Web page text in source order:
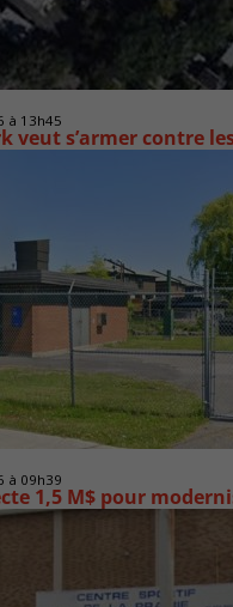
à 13h45
Park veut
à 09h39
1,5 M$ pour